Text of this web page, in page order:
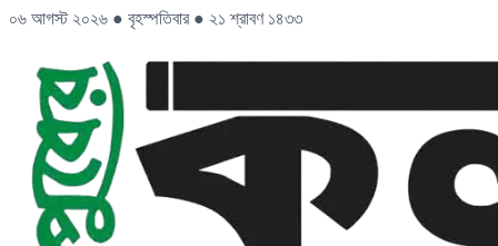
০৬ আগস্ট ২০২৬ ● বৃহস্পতিবার ● ২১ শ্রাবণ ১৪৩৩